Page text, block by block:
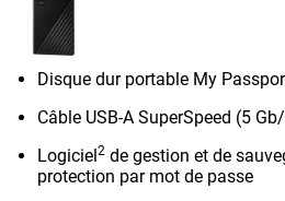
Disque dur portable My
Câble USB-A SuperSpeed (5
Logiciel2 de gestion et de
protection par mot de passe